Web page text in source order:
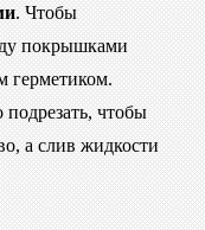
. Чтобы
покрышками
герметиком.
чтобы
а слив жидкости